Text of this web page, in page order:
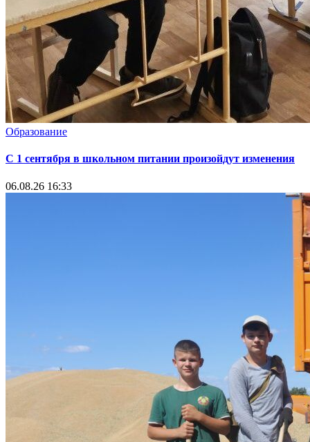
Образование
С 1 сентября в школьном питании произойдут изменения
06.08.26 16:33